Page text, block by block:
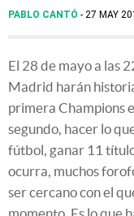
PABLO CANTÓ 27 MAY
El 28 de mayo a las
Madrid harán
primera Champions
segundo, hacer lo
fútbol, ganar 11
ocurra, muchos
ser cercano con el